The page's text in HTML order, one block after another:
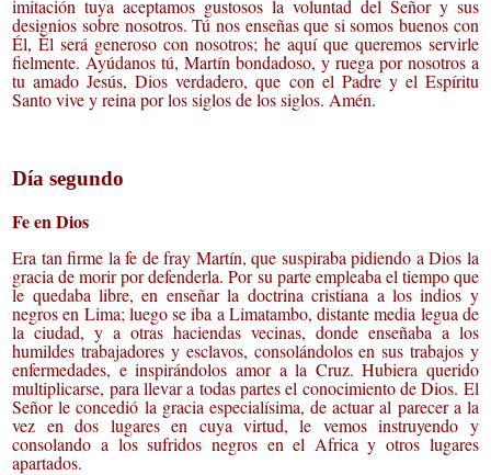
imitación tuya aceptamos gustosos la voluntad del Señor y sus
designios sobre nosotros. Tú nos enseñas que si somos buenos con
Él, Él será generoso con nosotros; he aquí que queremos servirle
fielmente. Ayúdanos tú, Martín bondadoso, y ruega por nosotros a
tu amado Jesús, Dios verdadero, que con el Padre y el Espíritu
Santo vive y reina por los siglos de los siglos. Amén.
Día segundo
Fe en Dios
Era tan firme la fe de fray Martín, que suspiraba pidiendo a Dios la
gracia de morir por defenderla. Por su parte empleaba el tiempo que
le quedaba libre, en enseñar la doctrina cristiana a los indios y
negros en Lima; luego se iba a Limatambo, distante media legua de
la ciudad, y a otras haciendas vecinas, donde enseñaba a los
humildes trabajadores y esclavos, consolándolos en sus trabajos y
enfermedades, e inspirándolos amor a la Cruz. Hubiera querido
multiplicarse, para llevar a todas partes el conocimiento de Dios. El
Señor le concedió la gracia especialísima, de actuar al parecer a la
vez en dos lugares en cuya virtud, le vemos instruyendo y
consolando a los sufridos negros en el Africa y otros lugares
apartados.